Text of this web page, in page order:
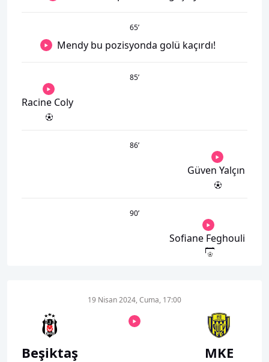
65’
Mendy bu pozisyonda golü kaçırdı!
85’
Racine Coly
86’
Güven Yalçın
90’
Sofiane Feghouli
Beşiktaş
19 Nisan 2024, Cuma, 17:00
MKE